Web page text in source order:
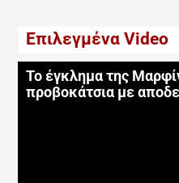
Επιλεγμένα Video
Το έγκλημα της
προβοκάτσια με